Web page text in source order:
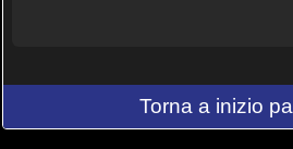
Torna a inizio